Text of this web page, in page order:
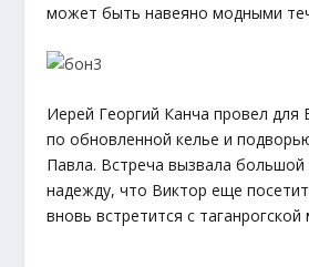
может быть навеяно модными
Иерей Георгий Канча провел для
по обновленной келье и
Павла. Встреча вызвала большой
надежду, что Виктор еще
вновь встретится с